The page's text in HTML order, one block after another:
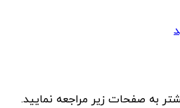
به صفحات زیر مراجعه نمایید.